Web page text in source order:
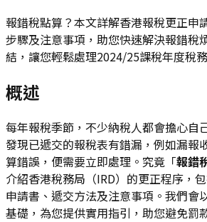
報錯稅點算？本文詳解香港報稅更正申
步驟及注意事項，助您快速解決報錯稅
結，讓您輕鬆處理2024/25課稅年度稅
概述
每年報稅季節，不少納稅人都會擔心自
發現已遞交的報稅表有錯漏，例如漏報
算錯誤，便需要立即處理。究竟「報錯
介紹香港稅務局（IRD）的更正程序，
申請書、遞交方法及注意事項。我們會
基礎，為您提供實用指引，助您避免罰